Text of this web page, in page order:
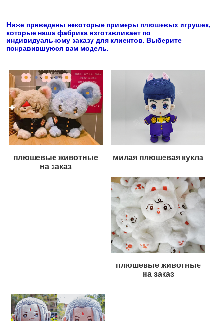
Ниже приведены некоторые примеры плюшевых игрушек,
которые наша фабрика изготавливает по
индивидуальному заказу для клиентов. Выберите
понравившуюся вам модель.
плюшевые животные
на заказ
милая плюшевая кукла
плюшевые животные
на заказ